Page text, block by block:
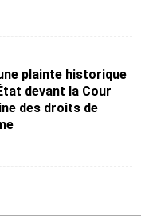
plainte historique
devant la Cour
des droits de